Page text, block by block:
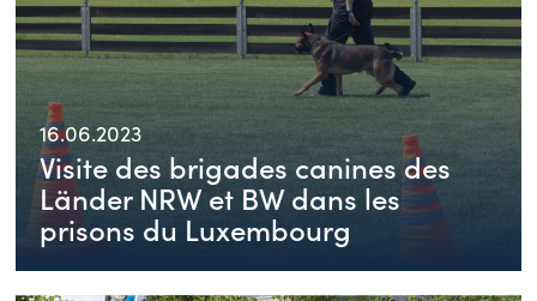
16.06.2023
Visite des brigades canines des
Länder NRW et BW dans les
prisons du Luxembourg